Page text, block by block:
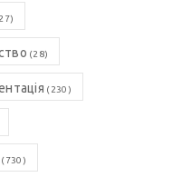
(28)
(230)
(730)